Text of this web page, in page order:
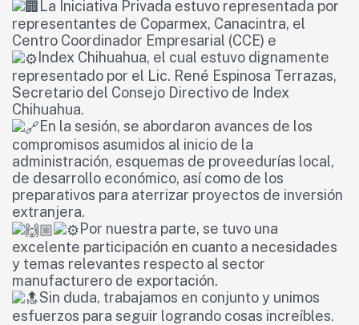
La Iniciativa Privada estuvo representada por
representantes de Coparmex, Canacintra, el
Centro Coordinador Empresarial (CCE) e
Index Chihuahua, el cual estuvo dignamente
representado por el Lic. René Espinosa Terrazas,
Secretario del Consejo Directivo de Index
Chihuahua.
En la sesión, se abordaron avances de los
compromisos asumidos al inicio de la
administración, esquemas de proveedurías local,
de desarrollo económico, así como de los
preparativos para aterrizar proyectos de inversión
extranjera.
Por nuestra parte, se tuvo una
excelente participación en cuanto a necesidades
y temas relevantes respecto al sector
manufacturero de exportación.
Sin duda, trabajamos en conjunto y unimos
esfuerzos para seguir logrando cosas increíbles.